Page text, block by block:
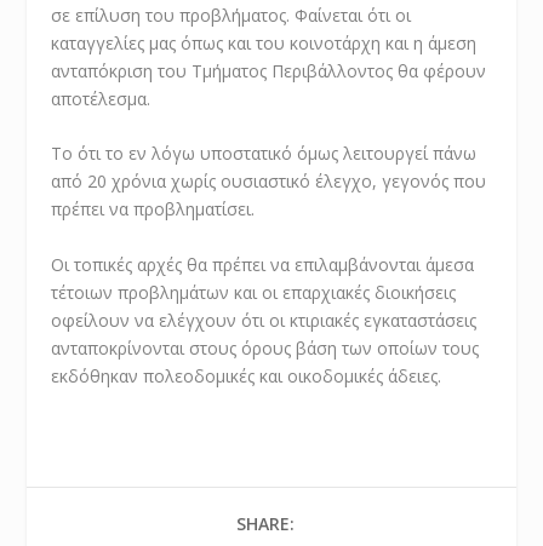
σε επίλυση του προβλήματος. Φαίνεται ότι οι
καταγγελίες μας όπως και του κοινοτάρχη και η άμεση
ανταπόκριση του Τμήματος Περιβάλλοντος θα φέρουν
αποτέλεσμα.
Το ότι το εν λόγω υποστατικό όμως λειτουργεί πάνω
από 20 χρόνια χωρίς ουσιαστικό έλεγχο, γεγονός που
πρέπει να προβληματίσει.
Οι τοπικές αρχές θα πρέπει να επιλαμβάνονται άμεσα
τέτοιων προβλημάτων και οι επαρχιακές διοικήσεις
οφείλουν να ελέγχουν ότι οι κτιριακές εγκαταστάσεις
ανταποκρίνονται στους όρους βάση των οποίων τους
εκδόθηκαν πολεοδομικές και οικοδομικές άδειες.
SHARE: